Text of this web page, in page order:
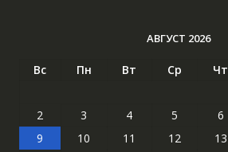
АВГУСТ 2026
Вс Пн Вт Ср Чт
2
3 4 5 6
9
10 11 12 13